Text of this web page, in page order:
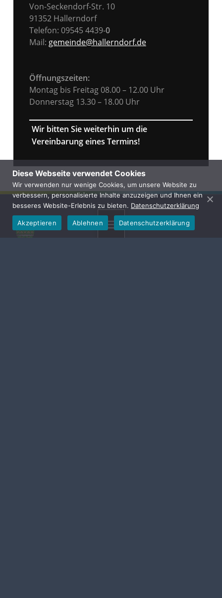
MENU
Von-Seckendorf-Str. 10
91352 Hallerndorf
Telefon: 09545 4439-0
Mail: gemeinde@hallerndorf.de
Öffnungszeiten:
Montag bis Freitag 08.00 – 12.00 Uhr
Donnerstag 13.30 – 18.00 Uhr
Wir bitten Sie weiterhin um die
Vereinbarung eines Termins!
Diese Webseite verwendet Cookies
Wir verwenden nur wenige Cookies, um unsere Website zu
verbessern, personalisierte Inhalte anzuzeigen und Ihnen ein
besseres Website-Erlebnis zu bieten. Datenschutzerklärung
Akzeptieren Ablehnen Datenschutzerklärung